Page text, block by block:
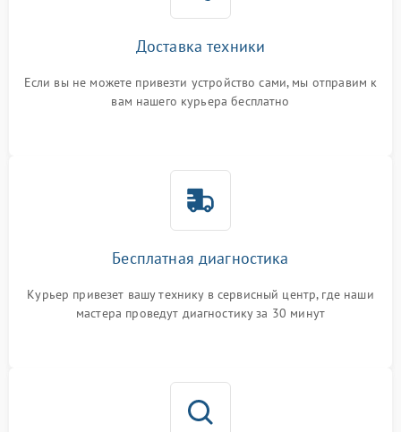
Доставка техники
Если вы не можете привезти устройство сами, мы отправим к
вам нашего курьера бесплатно
Бесплатная диагностика
Курьер привезет вашу технику в сервисный центр, где наши
мастера проведут диагностику за 30 минут